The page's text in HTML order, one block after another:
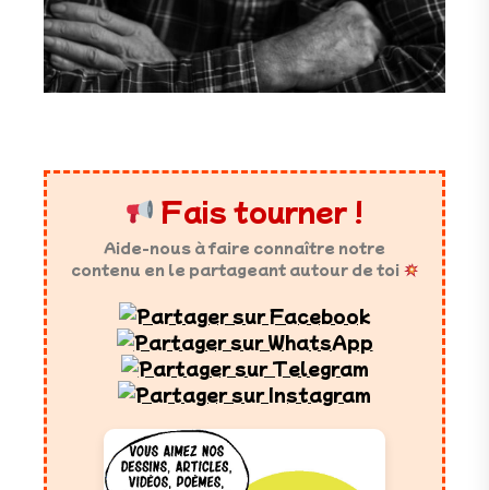
Fais tourner !
Aide-nous à faire connaître notre
contenu en le partageant autour de toi